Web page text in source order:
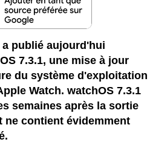
a publié aujourd'hui
7.3.1, une mise à jour
du système d'exploitation
Watch. watchOS 7.3.1
semaines après la sortie
ne contient évidemment